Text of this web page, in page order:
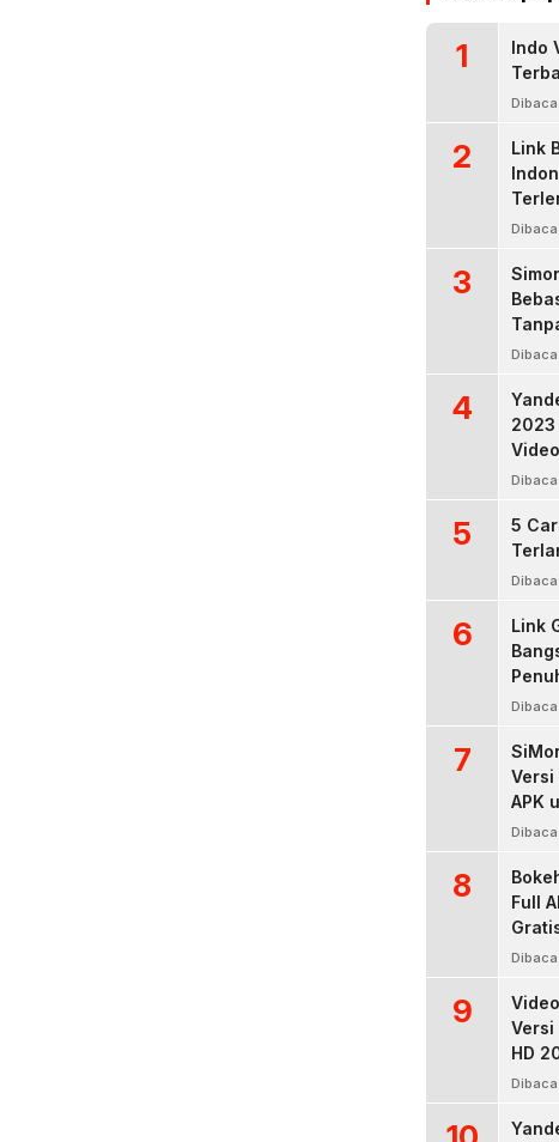
1
Indo
2
Link
3
4
2023
5
5
Dibaca
6
Link
Dibaca
7
Versi
APK
8
Full
9
Versi
HD